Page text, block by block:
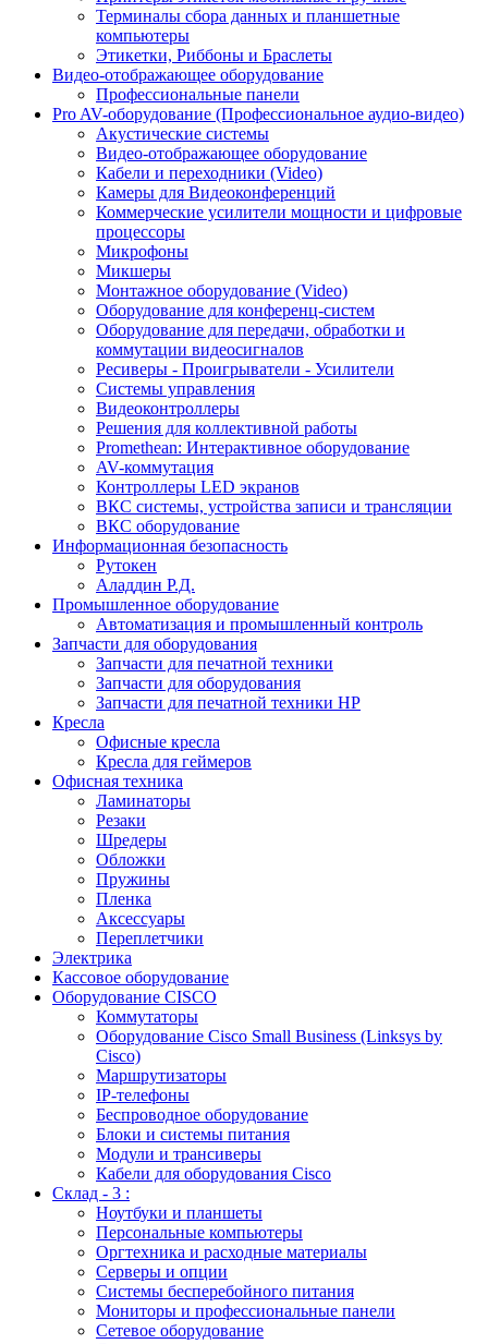
Терминалы сбора данных и планшетные
компьютеры
Этикетки, Риббоны и Браслеты
Видео-отображающее оборудование
Профессиональные панели
Pro AV-оборудование (Профессиональное аудио-видео)
Акустические системы
Видео-отображающее оборудование
Кабели и переходники (Video)
Камеры для Видеоконференций
Коммерческие усилители мощности и цифровые
процессоры
Микрофоны
Микшеры
Монтажное оборудование (Video)
Оборудование для конференц-систем
Оборудование для передачи, обработки и
коммутации видеосигналов
Ресиверы - Проигрыватели - Усилители
Системы управления
Видеоконтроллеры
Решения для коллективной работы
Promethean: Интерактивное оборудование
AV-коммутация
Контроллеры LED экранов
ВКС системы, устройства записи и трансляции
ВКС оборудование
Информационная безопасность
Рутокен
Аладдин Р.Д.
Промышленное оборудование
Автоматизация и промышленный контроль
Запчасти для оборудования
Запчасти для печатной техники
Запчасти для оборудования
Запчасти для печатной техники HP
Кресла
Офисные кресла
Кресла для геймеров
Офисная техника
Ламинаторы
Резаки
Шредеры
Обложки
Пружины
Пленка
Аксессуары
Переплетчики
Электрика
Кассовое оборудование
Оборудование CISCO
Коммутаторы
Оборудование Cisco Small Business (Linksys by
Cisco)
Маршрутизаторы
IP-телефоны
Беспроводное оборудование
Блоки и системы питания
Модули и трансиверы
Кабели для оборудования Cisco
Склад - 3 :
Ноутбуки и планшеты
Персональные компьютеры
Оргтехника и расходные материалы
Серверы и опции
Системы бесперебойного питания
Мониторы и профессиональные панели
Сетевое оборудование